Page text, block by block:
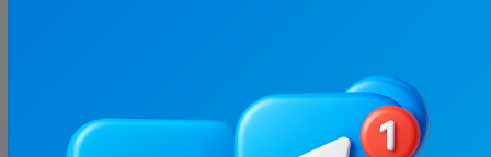
З цим каналом часто купують